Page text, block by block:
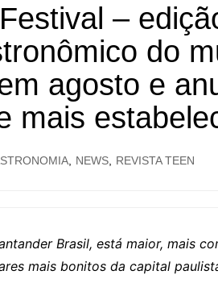
–
do
agosto e
mais
NEWS REVISTA TEEN
Brasil, está maior, mais
mais bonitos da capital